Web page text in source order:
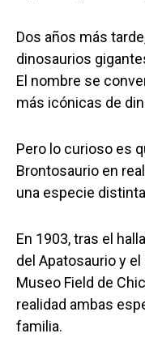
Dos años más
dinosaurios
El nombre se
más icónicas de
Pero lo curioso es
Brontosaurio en
una especie
En 1903, tras el
del Apatosaurio y
Museo Field de
realidad ambas
familia.